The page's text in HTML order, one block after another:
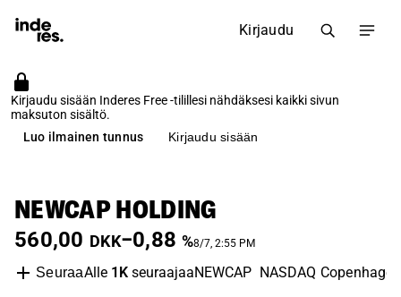
Kirjaudu
Kirjaudu sisään Inderes Free -tilillesi nähdäksesi kaikki sivun
maksuton sisältö.
Luo ilmainen tunnus
Kirjaudu sisään
NEWCAP HOLDING
560,00 DKK−0,88 %8/7, 2:55 PM
SeuraaAlle 1KseuraajaaNEWCAP NASDAQ Copenhagen